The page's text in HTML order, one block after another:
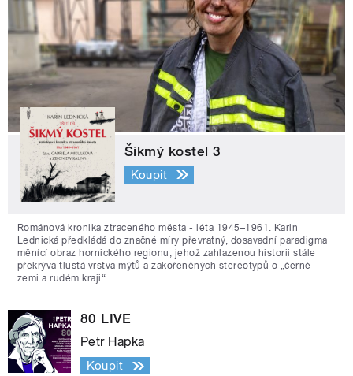
Šikmý kostel 3
Koupit
Románová kronika ztraceného města - léta 1945–1961. Karin
Lednická předkládá do značné míry převratný, dosavadní paradigma
měnící obraz hornického regionu, jehož zahlazenou historii stále
překrývá tlustá vrstva mýtů a zakořeněných stereotypů o „černé
zemi a rudém kraji“.
80 LIVE
Petr Hapka
Koupit